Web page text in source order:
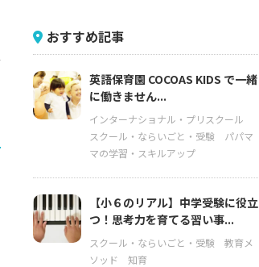
おすすめ記事
英語保育園 COCOAS KIDS で一緒
に働きません...
インターナショナル・プリスクール
スクール・ならいごと・受験
パパマ
マの学習・スキルアップ
【小６のリアル】中学受験に役立
つ！思考力を育てる習い事...
スクール・ならいごと・受験
教育メ
ソッド
知育